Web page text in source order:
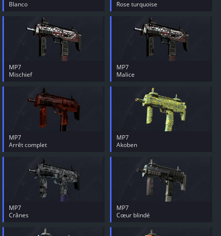
Blanco
Rose turquoise
MP7
Mischief
MP7
Malice
MP7
Arrêt complet
MP7
Akoben
MP7
Crânes
MP7
Cœur blindé